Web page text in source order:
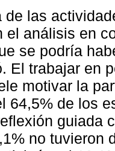
de las
el análisis en
se podría
El trabajar en
motivar la
64,5% de los
guiada
no tuvieron